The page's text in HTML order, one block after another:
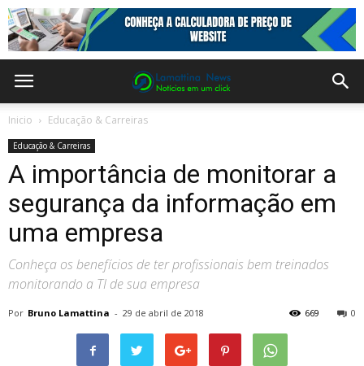
Inicio Educação & Carreiras
Educação & Carreiras
A importância de monitorar a
segurança da informação em
uma empresa
Conheça os benefícios de ter profissionais bem treinados
monitorando a TI de sua empresa
Por Bruno Lamattina - 29 de abril de 2018 0
669